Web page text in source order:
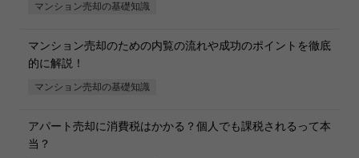
マンション売却の基礎知識
マンション売却のための内覧の流れや成功のポイントを徹底
的に解説！
マンション売却の基礎知識
アパート売却に消費税はかかる？個人でも課税されるって本
当？